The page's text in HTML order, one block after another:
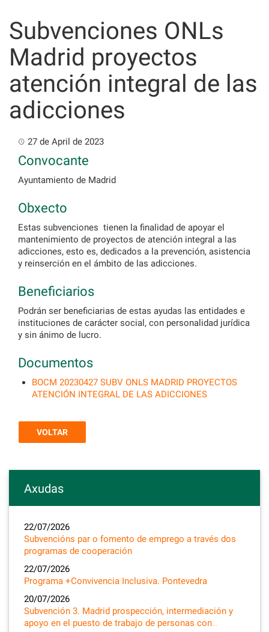
content
Subvenciones ONLs
Madrid proyectos
atención integral de las
adicciones
27 de April de 2023
Convocante
Ayuntamiento de Madrid
Obxecto
Estas subvenciones tienen la finalidad de apoyar el
mantenimiento de proyectos de atención integral a las
adicciones, esto es, dedicados a la prevención, asistencia
y reinserción en el ámbito de las adicciones.
Beneficiarios
Podrán ser beneficiarias de estas ayudas las entidades e
instituciones de carácter social, con personalidad jurídica
y sin ánimo de lucro.
Documentos
BOCM 20230427 SUBV ONLS MADRID PROYECTOS
ATENCIÓN INTEGRAL DE LAS ADICCIONES
VOLTAR
Axudas
22/07/2026
Subvencións par o fomento de emprego a través dos
programas de cooperación
22/07/2026
Programa +Convivencia Inclusiva. Pontevedra
20/07/2026
Subvención 3. Madrid prospección, intermediación y
apoyo en el puesto de trabajo de personas con…